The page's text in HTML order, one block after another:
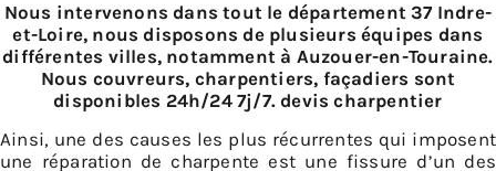
Nous intervenons dans tout le département 37 Indre-
et-Loire, nous disposons de plusieurs équipes dans
différentes villes, notamment à Auzouer-en-Touraine.
Nous couvreurs, charpentiers, façadiers sont
disponibles 24h/24 7j/7. devis charpentier
Ainsi, une des causes les plus récurrentes qui imposent
une réparation de charpente est une fissure d’un des